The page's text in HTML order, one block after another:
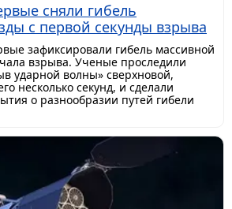
сняли гибель
с первой секунды взрыва
зафиксировали гибель массивной
взрыва. Ученые проследили
ударной волны» сверхновой,
несколько секунд, и сделали
о разнообразии путей гибели